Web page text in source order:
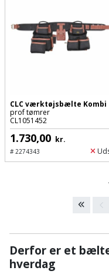
CLC værktøjsbælte Kombi
prof tømrer
CL1051452
1.730,00 kr.
#2274343
Derfor er et
hverdag